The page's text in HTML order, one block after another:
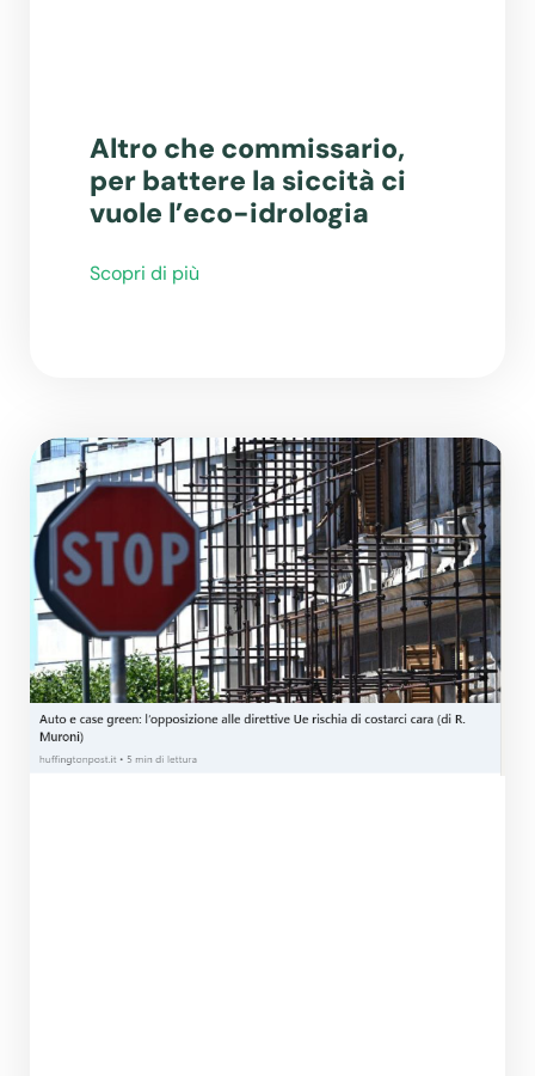
Altro che commissario,
per battere la siccità ci
vuole l’eco-idrologia
Scopri di più